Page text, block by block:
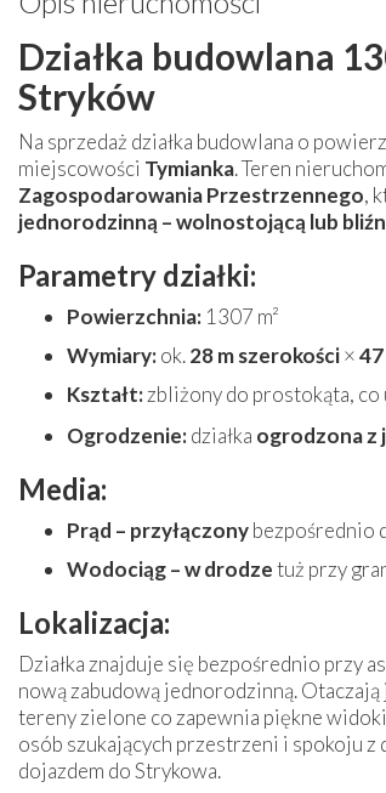
Działka budowlana
Stryków
Na sprzedaż działka budowlana o
miejscowości Tymianka. Teren
Zagospodarowania Przestrzennego,
jednorodzinną – wolnostojącą lub
Parametry działki:
Powierzchnia: 1307 m²
Wymiary:ok.28 m szerokości×47
Kształt:zbliżony do prostokąta,
Ogrodzenie:działka ogrodzona z
Media:
Prąd – przyłączonybezpośrednio
Wodociąg – w drodzetuż przy
Lokalizacja:
Działka znajduje się bezpośrednio przy
nową zabudową jednorodzinną.
tereny zielone co zapewnia piękne
osób szukających przestrzeni i spokoju z
dojazdem do Strykowa.